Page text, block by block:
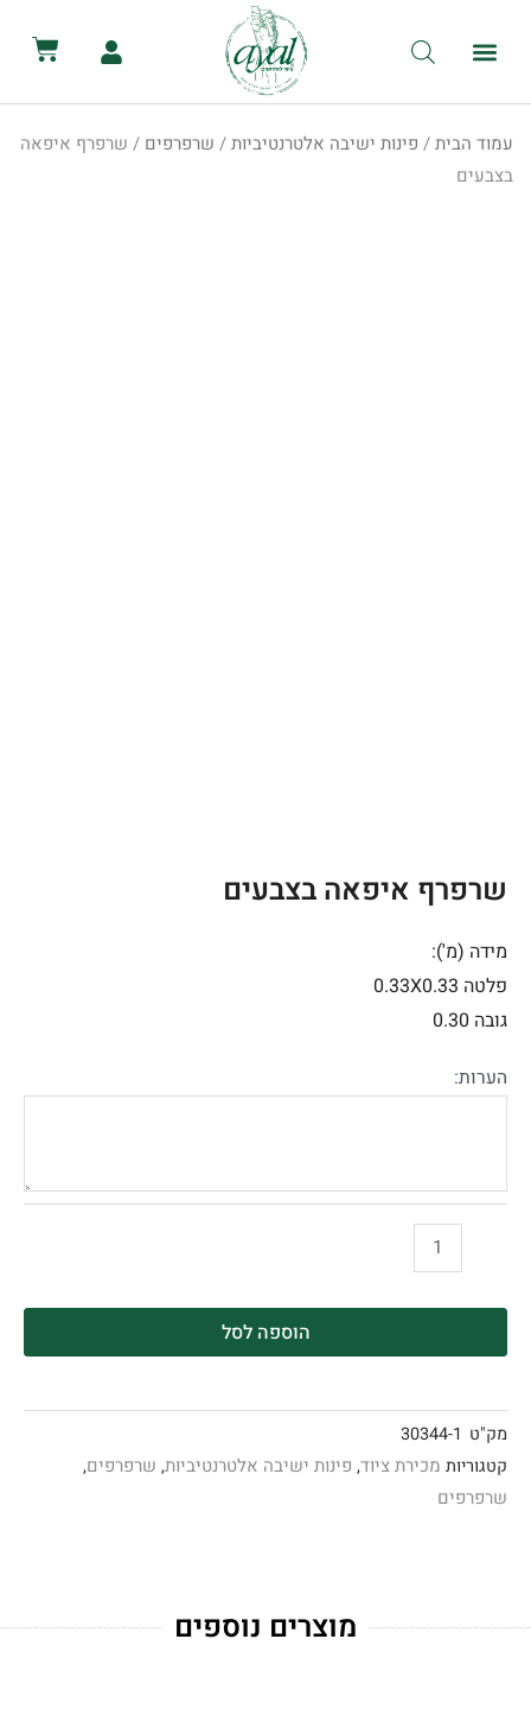
שרפרף איפאה בצבעים
מידה (מ'):
פלטה 0.33X0.33
גובה 0.30
הערות:
הוספה לסל
מק"ט 30344-1
קטגוריות מכירת ציוד, פינות ישיבה אלטרנטיביות, שרפרפים,
שרפרפים
עמוד הבית/ פינות ישיבה אלטרנטיביות/ שרפרפים / שרפרף איפאה
בצבעים
מוצרים נוספים